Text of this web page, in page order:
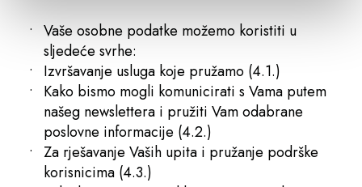
Vaše osobne podatke možemo koristiti u
sljedeće svrhe:
Izvršavanje usluga koje pružamo (4.1.)
Kako bismo mogli komunicirati s Vama putem
našeg newslettera i pružiti Vam odabrane
poslovne informacije (4.2.)
Za rješavanje Vaših upita i pružanje podrške
korisnicima (4.3.)